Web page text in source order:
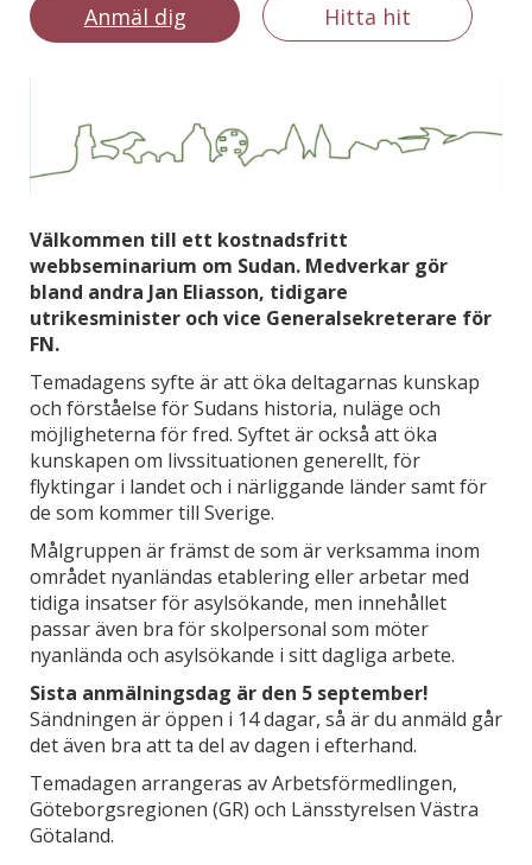
Anmäl dig Hitta hit
Välkommen till ett kostnadsfritt
webbseminarium om Sudan. Medverkar gör
bland andra Jan Eliasson, tidigare
utrikesminister och vice Generalsekreterare för
FN.
Temadagens syfte är att öka deltagarnas kunskap
och förståelse för Sudans historia, nuläge och
möjligheterna för fred. Syftet är också att öka
kunskapen om livssituationen generellt, för
flyktingar i landet och i närliggande länder samt för
de som kommer till Sverige.
Målgruppen är främst de som är verksamma inom
området nyanländas etablering eller arbetar med
tidiga insatser för asylsökande, men innehållet
passar även bra för skolpersonal som möter
nyanlända och asylsökande i sitt dagliga arbete.
Sista anmälningsdag är den 5 september!
Sändningen är öppen i 14 dagar, så är du anmäld går
det även bra att ta del av dagen i efterhand.
Temadagen arrangeras av Arbetsförmedlingen,
Göteborgsregionen (GR) och Länsstyrelsen Västra
Götaland.